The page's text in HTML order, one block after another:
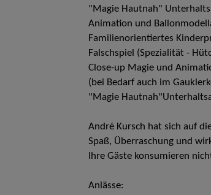
"Magie Hautnah"
Animation und
Familienorientiertes
Falschspiel (Spezialität -
Close-up Magie und
(bei Bedarf auch im
"Magie
André Kursch hat sich auf
Spaß, Überraschung und
Ihre Gäste konsumieren
Anlässe: